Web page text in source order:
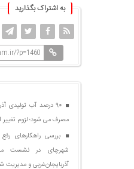
به اشتراک بگذارید
?p=1460
۹۰ درصد آب تولیدی
مصرف می شود؛ لزوم
بررسی راهکارهای
شهرچای در نشست
آذربایجان‌غربی و مدیریت